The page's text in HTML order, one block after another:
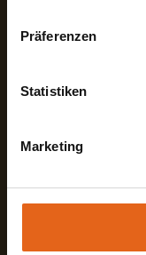
Drittländer
ein anderes
Übereinstimmung
unsere Webseite
Präferenzen
Statistiken
Marketing
Industriestraße 8
Mehr erfahren?
digitalen